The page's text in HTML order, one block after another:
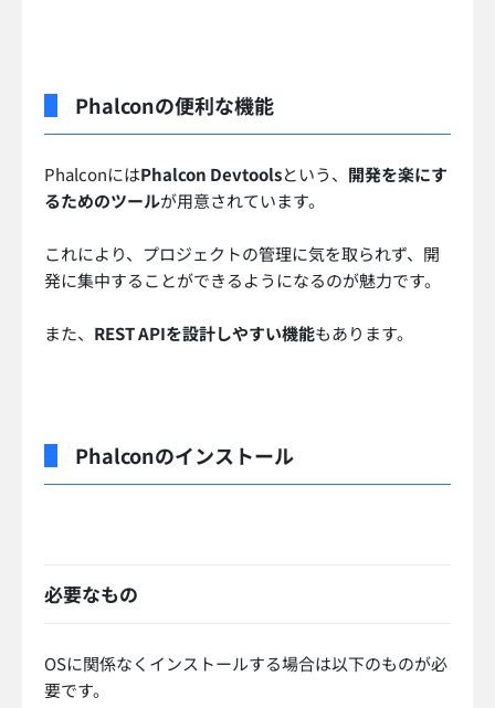
Phalconの便利な機能
PhalconにはPhalcon Devtoolsという、 開発を楽にす
るためのツールが用意されています。
これにより、プロジェクトの管理に気を取られず、開
発に集中することができるようになるのが魅力です。
また、 REST APIを設計しやすい機能もあります。
Phalconのインストール
必要なもの
OSに関係なくインストールする場合は以下のものが必
要です。